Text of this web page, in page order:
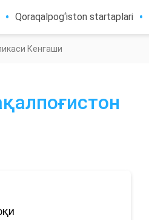
Qoraqalpog‘iston startaplari
Кенгаши